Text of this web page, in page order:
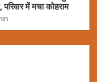
में मचा कोहराम